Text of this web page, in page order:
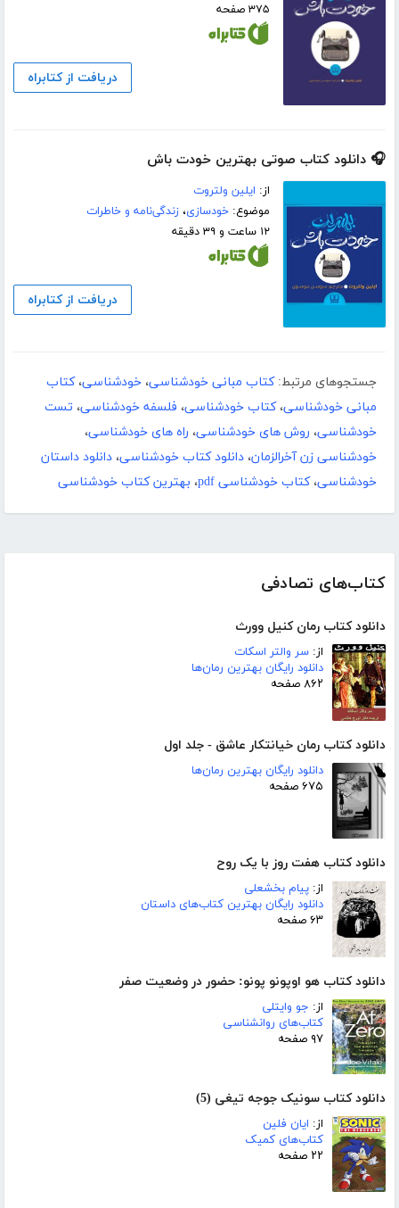
کتاب‌های تصادفی
دانلود کتاب رمان کنیل وورث
از: سر والتر اسکات
دانلود رایگان بهترین رمان‌ها
۸۶۲ صفحه
دانلود کتاب رمان خیانتکار عاشق - جلد اول
دانلود رایگان بهترین رمان‌ها
۶۷۵ صفحه
دانلود کتاب هفت روز با یک روح
از: پیام بخشعلی
دانلود رایگان بهترین کتاب‌های داستان
۶۳ صفحه
دانلود کتاب هو اوپونو پونو: حضور در وضعیت صفر
از: جو وایتلی
کتاب‌های روانشناسی
۹۷ صفحه
دانلود کتاب سونیک جوجه تیغی (5)
از: ایان فلین
کتاب‌های کمیک
۲۲ صفحه
۳۷۵ صفحه
دریافت از کتابراه
🎧 دانلود کتاب صوتی بهترین خودت باش
از: ایلین ولتروت
موضوع:خودسازی،زندگی‌نامه و خاطرات
۱۲ ساعت و ۳۹ دقیقه
دریافت از کتابراه
جستجوهای مرتبط: کتاب مبانی خودشناسی، خودشناسی،کتاب
مبانی خودشناسی،کتاب خودشناسی، فلسفه خودشناسی، تست
خودشناسی، روش های خودشناسی، راه های خودشناسی،
خودشناسی زن آخرالزمان، دانلود کتاب خودشناسی، دانلود داستان
خودشناسی،کتاب خودشناسی pdf ، بهترین کتاب خودشناسی